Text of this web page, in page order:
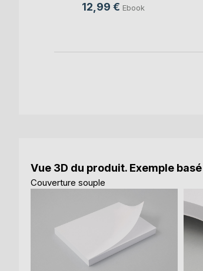
12,99 € Ebook
Vue 3D du produit. Exemple
Couverture souple